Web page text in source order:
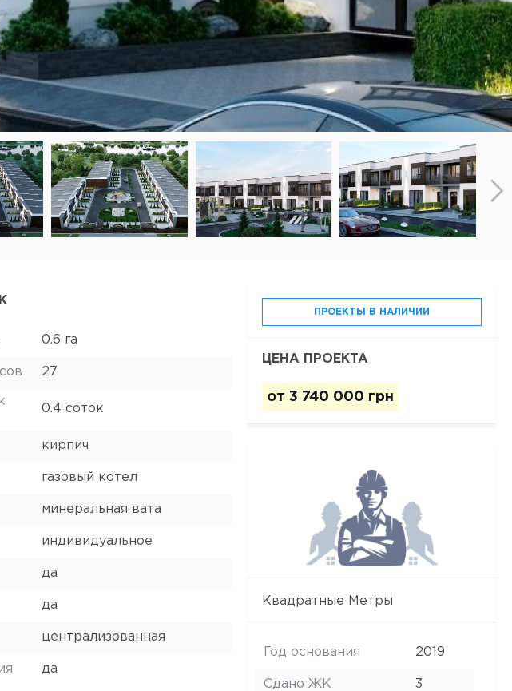
0.6 га
27
0.4 соток
кирпич
газовый котел
минеральная вата
индивидуальное
да
да
централизованная
да
ПРОЕКТЫ В НАЛИЧИИ
ЦЕНА ПРОЕКТА
от 3 740 000 грн
Квадратные Метры
Год основания 2019
Сдано ЖК 3